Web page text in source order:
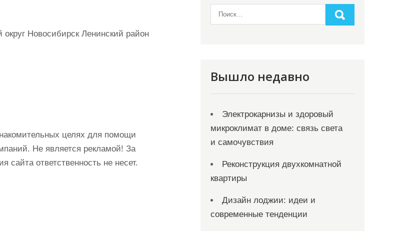
округ Новосибирск Ленинский район
целях для помощи
Не является рекламой! За
ответственность не несет.
Вышло недавно
Электрокарнизы и здоровый
микроклимат в доме: связь света
и самочувствия
Реконструкция двухкомнатной
квартиры
Дизайн лоджии: идеи и
современные тенденции